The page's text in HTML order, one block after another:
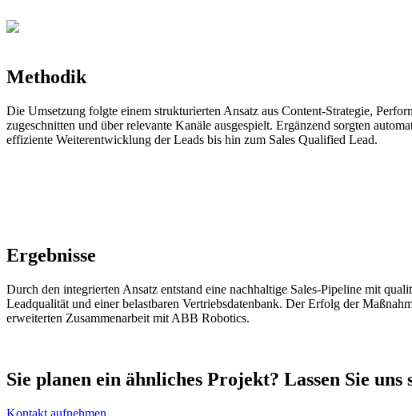
Methodik
Die Umsetzung folgte einem strukturierten Ansatz aus Content-Strategie,
zugeschnitten und über relevante Kanäle ausgespielt. Ergänzend sorgten
effiziente Weiterentwicklung der Leads bis hin zum Sales Qualified Lead.
Ergebnisse
Durch den integrierten Ansatz entstand eine nachhaltige Sales-Pipeline mit
Leadqualität und einer belastbaren Vertriebsdatenbank. Der Erfolg der
erweiterten Zusammenarbeit mit ABB Robotics.
Sie planen ein ähnliches Projekt? Lassen Sie uns
Kontakt aufnehmen